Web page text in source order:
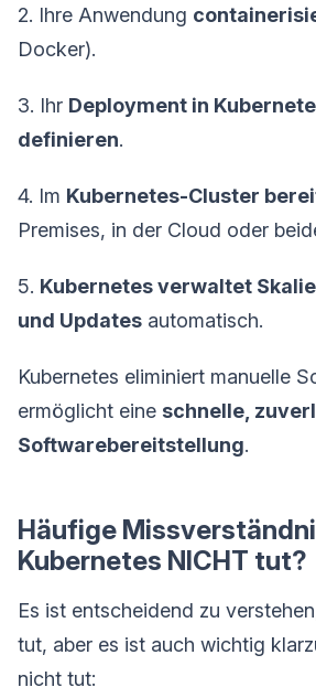
2. Ihre Anwendung
Docker).
3. Ihr Deployment in
definieren.
4. Im Kubernetes-Cluster
Premises, in der Cloud oder
5. Kubernetes verwaltet
und Updates automatisch.
Kubernetes eliminiert manuelle
ermöglicht eine schnelle,
Softwarebereitstellung.
Häufige
Kubernetes NICHT tut?
Es ist entscheidend zu
tut, aber es ist auch wichtig
nicht tut: